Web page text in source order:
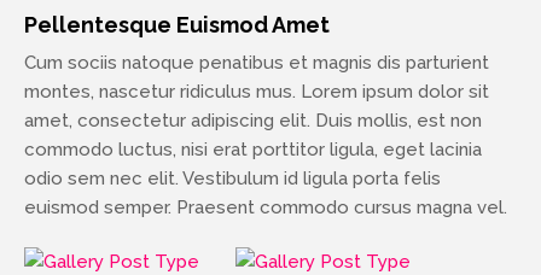
Pellentesque Euismod Amet
Cum sociis natoque penatibus et magnis dis parturient
montes, nascetur ridiculus mus. Lorem ipsum dolor sit
amet, consectetur adipiscing elit. Duis mollis, est non
commodo luctus, nisi erat porttitor ligula, eget lacinia
odio sem nec elit. Vestibulum id ligula porta felis
euismod semper. Praesent commodo cursus magna vel.